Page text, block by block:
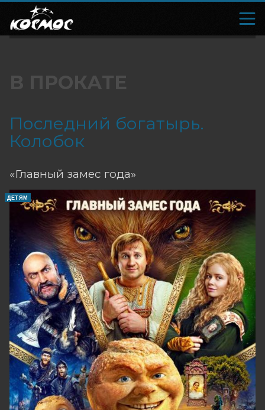
В ПРОКАТЕ
Последний богатырь.
Колобок
«Главный замес года»
ДЕТЯМ